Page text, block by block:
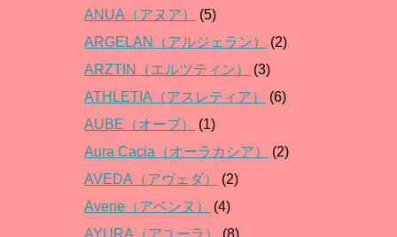
ANUA（アヌア）
(5)
ARGELAN（アルジェラン）
(2)
ARZTIN（エルツティン）
(3)
ATHLETIA（アスレティア）
(6)
AUBE（オーブ）
(1)
Aura Cacia（オーラカシア）
(2)
AVEDA（アヴェダ）
(2)
Avene（アベンヌ）
(4)